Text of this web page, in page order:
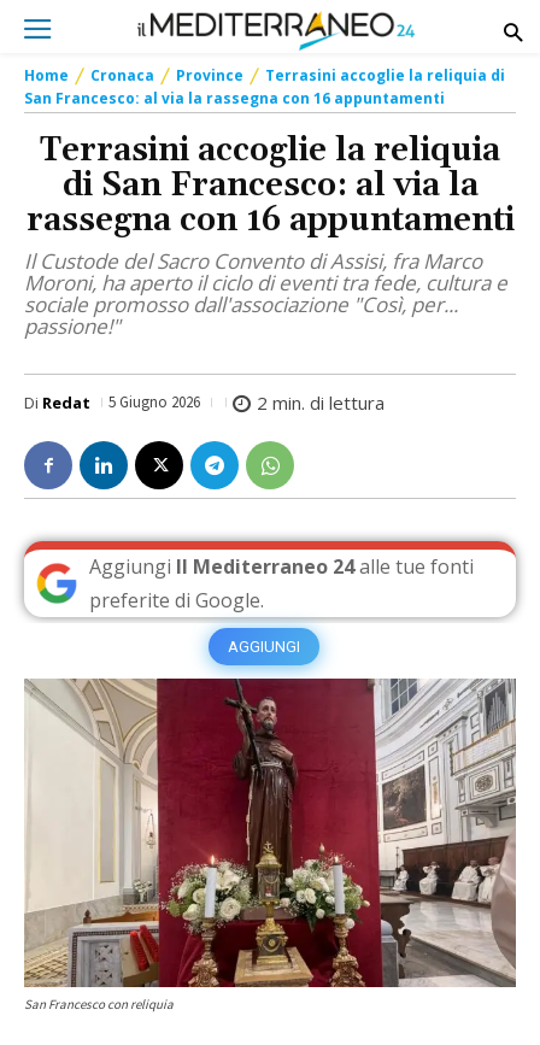
Home Cronaca Province
Terrasini accoglie la reliquia di
San Francesco: al via la rassegna con 16 appuntamenti
Terrasini accoglie la reliquia
di San Francesco: al via la
rassegna con 16 appuntamenti
Il Custode del Sacro Convento di Assisi, fra Marco
Moroni, ha aperto il ciclo di eventi tra fede, cultura e
sociale promosso dall'associazione "Così, per...
passione!"
Di Redat 5 Giugno 2026 2 min. di lettura
Aggiungi Il Mediterraneo 24alle tue fonti
preferite di Google.
AGGIUNGI
San Francesco con reliquia